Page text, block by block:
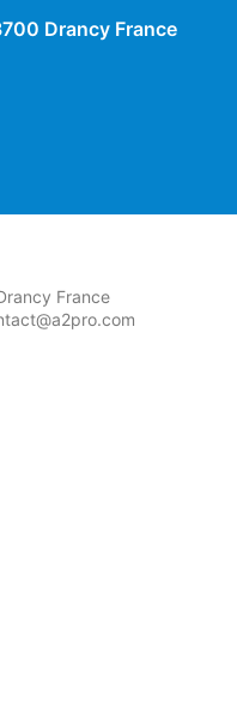
Drancy France
France